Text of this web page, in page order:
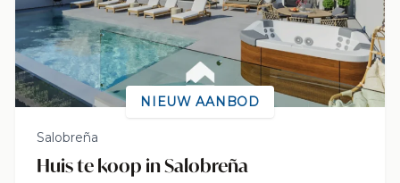
NIEUW AANBOD
Salobreña
Huis te koop in Salobreña